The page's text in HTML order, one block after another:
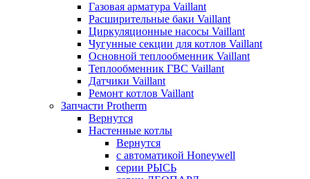
Газовая арматура Vaillant
Расширительные баки Vaillant
Циркуляционные насосы Vaillant
Чугунные секции для котлов Vaillant
Основной теплообменник Vaillant
Теплообменник ГВС Vaillant
Датчики Vaillant
Ремонт котлов Vaillant
Запчасти Protherm
Вернутся
Настенные котлы
Вернутся
с автоматикой Honeywell
серии РЫСЬ